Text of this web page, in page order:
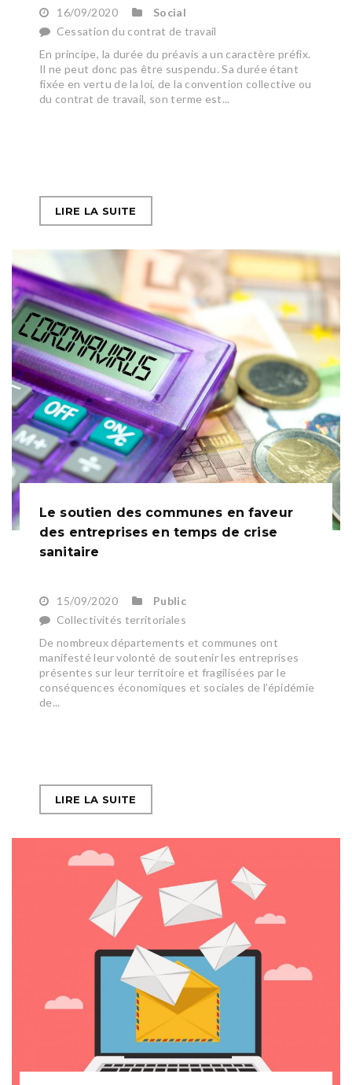
16/09/2020
Social
Cessation du contrat de travail
En principe, la durée du préavis a un caractère préfix.
Il ne peut donc pas être suspendu. Sa durée étant
fixée en vertu de la loi, de la convention collective ou
du contrat de travail, son terme est...
LIRE LA SUITE
Le soutien des communes en faveur
des entreprises en temps de crise
sanitaire
15/09/2020
Public
Collectivités territoriales
De nombreux départements et communes ont
manifesté leur volonté de soutenir les entreprises
présentes sur leur territoire et fragilisées par le
conséquences économiques et sociales de l’épidémie
de...
LIRE LA SUITE